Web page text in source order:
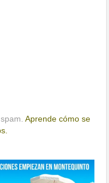
spam.Aprende cómo se